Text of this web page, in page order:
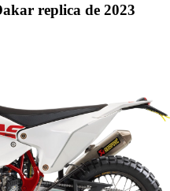
replica de 2023